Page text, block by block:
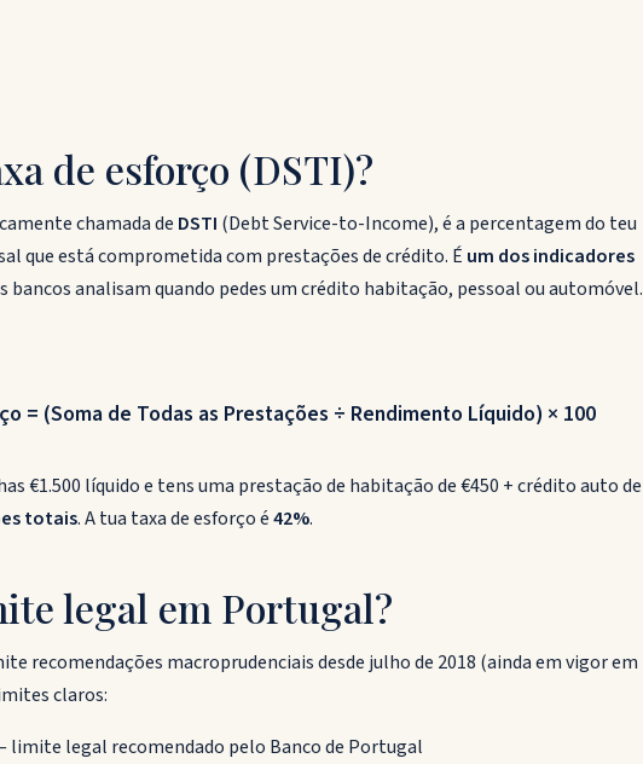
de esforço (DSTI)?
chamada de DSTI (Debt Service-to-Income), é a percentagem do teu
que está comprometida com prestações de crédito. É um dos indicadores
bancos analisam quando pedes um crédito habitação, pessoal ou automóvel.
= (Soma de Todas as Prestações ÷ Rendimento Líquido) × 100
€1.500 líquido e tens uma prestação de habitação de €450 + crédito auto de
totais. A tua taxa de esforço é42%.
legal em Portugal?
recomendações macroprudenciais desde julho de 2018 (ainda em vigor em
claros:
limite legal recomendado pelo Banco de Portugal